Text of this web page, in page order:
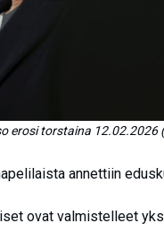
erosi torstaina 12.02.2026
annettiin
ovat valmistelleet